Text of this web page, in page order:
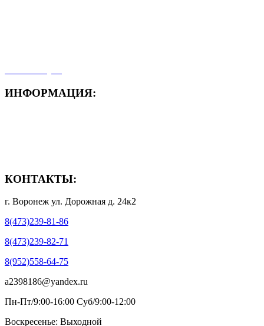
ИНФОРМАЦИЯ:
КОНТАКТЫ:
г. Воронеж ул. Дорожная д. 24к2
8(473)239-81-86
8(473)239-82-71
8(952)558-64-75
a2398186@yandex.ru
Пн-Пт/9:00-16:00 Суб/9:00-12:00
Воскресенье: Выходной